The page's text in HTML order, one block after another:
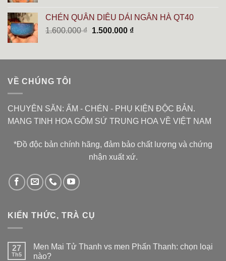
6.000.000 ₫.là:
5.400.000 ₫.
CHÉN QUÂN DIÊU DẢI NGÂN HÀ QT40
1.600.000₫ Giá
1.600.000 ₫.
1.500.000 ₫Giá
là:
VỀ CHÚNG TÔI
CHUYÊN SĂN: ẤM - CHÉN - PHỤ KIỆN ĐỘC BẢN.
MANG TINH HOA GỐM SỨ TRUNG HOA VỀ VIỆT NAM
*Đồ độc bản chính hãng, đảm bảo chất lượng và chứng
nhận xuất xứ.
KIẾN THỨC, TRÀ CỤ
27
Th5
Men Mai Tử Thanh vs men Phấn Thanh: chọn loại
nào?